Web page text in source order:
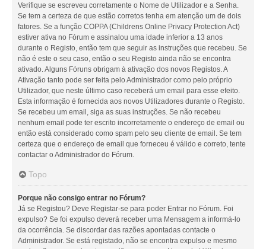
Verifique se escreveu corretamente o Nome de Utilizador e a Senha.
Se tem a certeza de que estão corretos tenha em atenção um de dois
fatores. Se a função COPPA (Childrens Online Privacy Protection Act)
estiver ativa no Fórum e assinalou uma idade inferior a 13 anos
durante o Registo, então tem que seguir as instruções que recebeu. Se
não é este o seu caso, então o seu Registo ainda não se encontra
ativado. Alguns Fóruns obrigam à ativação dos novos Registos. A
Ativação tanto pode ser feita pelo Administrador como pelo próprio
Utilizador, que neste último caso receberá um email para esse efeito.
Esta informação é fornecida aos novos Utilizadores durante o Registo.
Se recebeu um email, siga as suas instruções. Se não recebeu
nenhum email pode ter escrito incorretamente o endereço de email ou
então está considerado como spam pelo seu cliente de email. Se tem
certeza que o endereço de email que forneceu é válido e correto, tente
contactar o Administrador do Fórum.
Topo
Porque não consigo entrar no Fórum?
Já se Registou? Deve Registar-se para poder Entrar no Fórum. Foi
expulso? Se foi expulso deverá receber uma Mensagem a informá-lo
da ocorrência. Se discordar das razões apontadas contacte o
Administrador. Se está registado, não se encontra expulso e mesmo